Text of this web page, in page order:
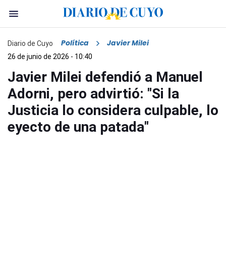
Diario de Cuyo Política Javier Milei
26 de junio de 2026 - 10:40
Javier Milei defendió a Manuel
Adorni, pero advirtió: "Si la
Justicia lo considera culpable, lo
eyecto de una patada"